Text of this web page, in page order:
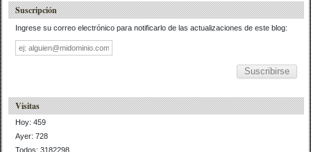
Suscripción
Ingrese su correo electrónico para notificarlo de las actualizaciones de este blog:
Dirección
de
correo
Visitas
Hoy: 459
Ayer: 728
Todos: 3182298